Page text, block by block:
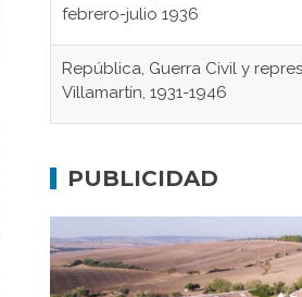
República, Guerra Civil y
Gaditanos deportados a
Don Perafán de Ribera y sus
El Frente Popular. Ubrique,
1936
PUBLICIDAD